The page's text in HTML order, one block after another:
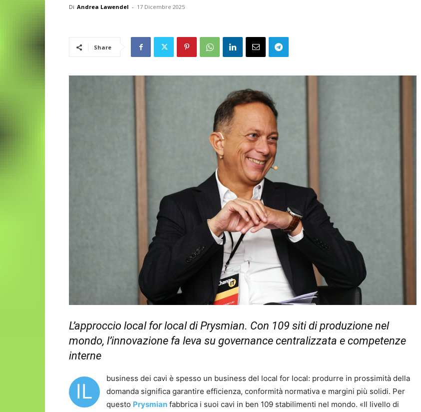
Di Andrea Lawendel - 17 Dicembre 2025
Share
L’approccio local for local di Prysmian. Con 109 siti di produzione nel
mondo, l’innovazione fa leva su governance centralizzata e competenze
interne
IL
business dei cavi è spesso un business del local for local: produrre in prossimità della
domanda significa garantire efficienza, conformità normativa e margini più solidi. Per
questo Prysmian fabbrica i suoi cavi in ben 109 stabilimenti nel mondo. «Il livello di